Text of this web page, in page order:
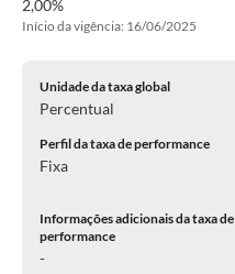
2,00%
Início da vigência: 16/06/2025
Unidade da taxa global
Percentual
Perfil da taxa de performance
Fixa
Informações adicionais da taxa de
performance
-